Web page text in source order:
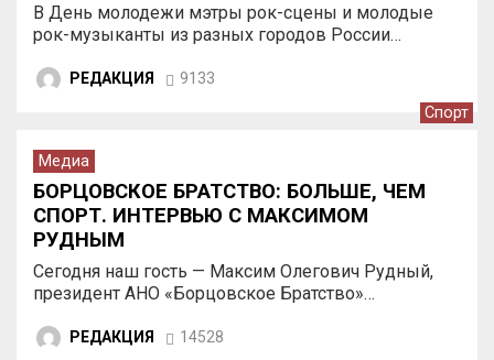
В День молодежи мэтры рок-сцены и молодые
рок-музыканты из разных городов России…
РЕДАКЦИЯ 9133
Спорт
Медиа
БОРЦОВСКОЕ БРАТСТВО: БОЛЬШЕ, ЧЕМ
СПОРТ. ИНТЕРВЬЮ С МАКСИМОМ
РУДНЫМ
Сегодня наш гость — Максим Олегович Рудный,
президент АНО «Борцовское Братство»…
РЕДАКЦИЯ 14528